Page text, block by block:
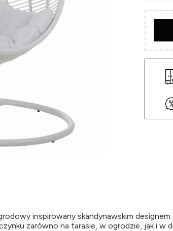
inspirowany skandynawskim
zarówno na tarasie, w ogrodzie, jak i w